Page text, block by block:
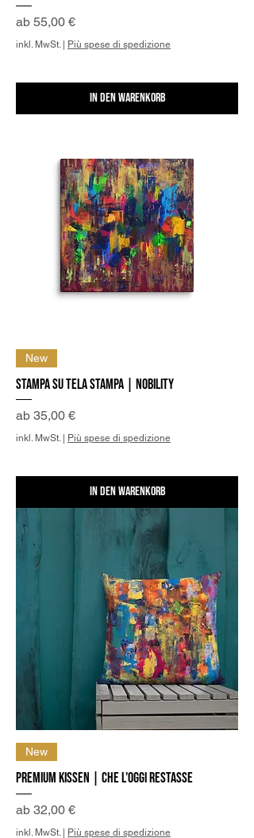
ab 55,00 €
Sale-Preis
inkl. MwSt. | Più spese di spedizione
In den Warenkorb
New
Stampa su Tela Stampa | Nobility
ab 35,00 €
Sale-Preis
inkl. MwSt.| Più spese di spedizione
In den Warenkorb
New
Premium Kissen | Che l'oggi restasse
ab 32,00 €
Sale-Preis
inkl. MwSt.| Più spese di spedizione